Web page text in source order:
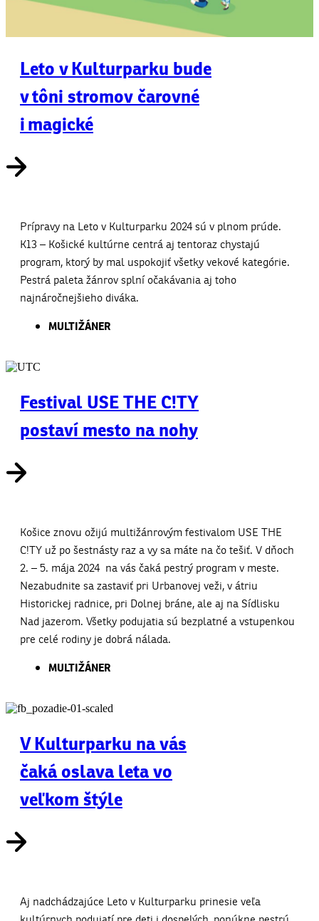
Leto v Kulturparku bude
v tôni stromov čarovné
i magické
Prípravy na Leto v Kulturparku 2024 sú v plnom prúde.
K13 – Košické kultúrne centrá aj tentoraz chystajú
program, ktorý by mal uspokojiť všetky vekové kategórie.
Pestrá paleta žánrov splní očakávania aj toho
najnáročnejšieho diváka.
MULTIŽÁNER
Festival USE THE C!TY
postaví mesto na nohy
Košice znovu ožijú multižánrovým festivalom USE THE
C!TY už po šestnásty raz a vy sa máte na čo tešiť. V dňoch
2. – 5. mája 2024 na vás čaká pestrý program v meste.
Nezabudnite sa zastaviť pri Urbanovej veži, v átriu
Historickej radnice, pri Dolnej bráne, ale aj na Sídlisku
Nad jazerom. Všetky podujatia sú bezplatné a vstupenkou
pre celé rodiny je dobrá nálada.
MULTIŽÁNER
V Kulturparku na vás
čaká oslava leta vo
veľkom štýle
Aj nadchádzajúce Leto v Kulturparku prinesie veľa